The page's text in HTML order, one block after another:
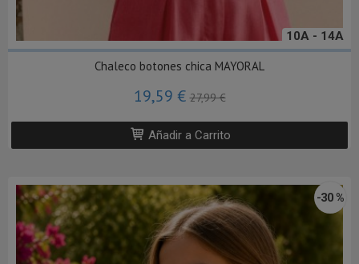
10A - 14A
Chaleco botones chica MAYORAL
19,59 €27,99 €
Añadir a Carrito
-30 %